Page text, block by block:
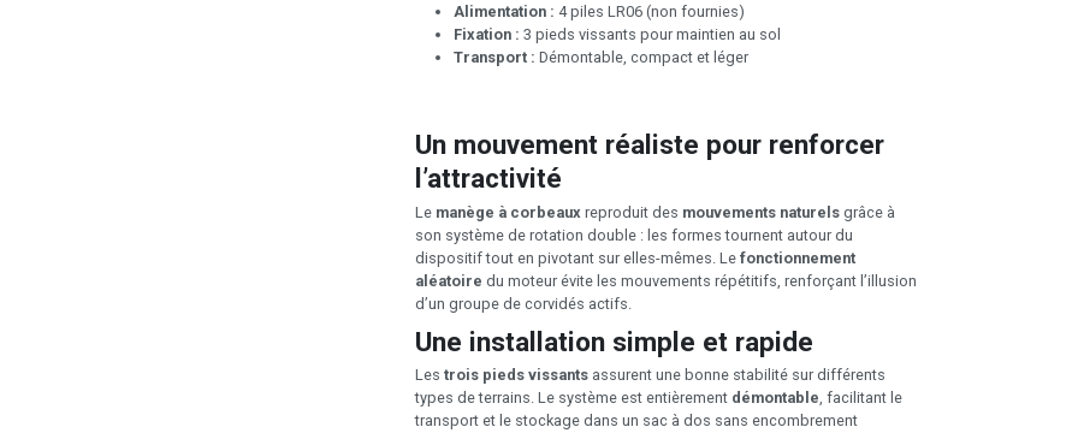
Alimentation : 4 piles LR06 (non fournies)
Fixation : 3 pieds vissants pour maintien au sol
Transport : Démontable, compact et léger
Un mouvement réaliste pour renforcer
l’attractivité
Le manège à corbeaux reproduit des mouvements naturels grâce à
son système de rotation double : les formes tournent autour du
dispositif tout en pivotant sur elles-mêmes. Le fonctionnement
aléatoire du moteur évite les mouvements répétitifs, renforçant l’illusion
d’un groupe de corvidés actifs.
Une installation simple et rapide
Les trois pieds vissants assurent une bonne stabilité sur différents
types de terrains. Le système est entièrement démontable, facilitant le
transport et le stockage dans un sac à dos sans encombrement